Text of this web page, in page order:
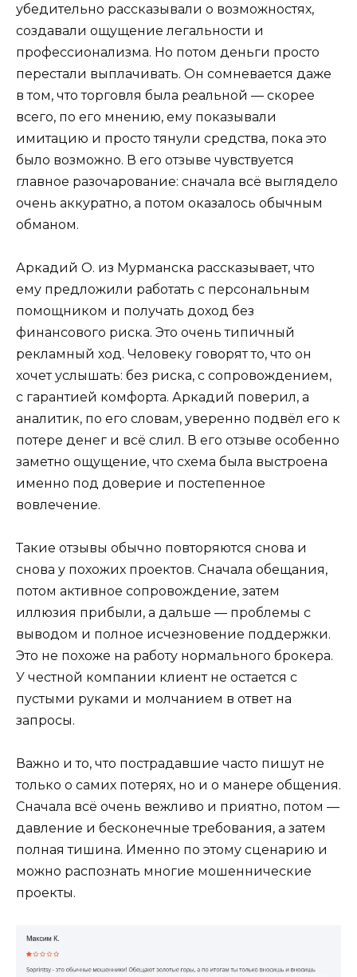
убедительно рассказывали о возможностях,
создавали ощущение легальности и
профессионализма. Но потом деньги просто
перестали выплачивать. Он сомневается даже
в том, что торговля была реальной — скорее
всего, по его мнению, ему показывали
имитацию и просто тянули средства, пока это
было возможно. В его отзыве чувствуется
главное разочарование: сначала всё выглядело
очень аккуратно, а потом оказалось обычным
обманом.
Аркадий О. из Мурманска рассказывает, что
ему предложили работать с персональным
помощником и получать доход без
финансового риска. Это очень типичный
рекламный ход. Человеку говорят то, что он
хочет услышать: без риска, с сопровождением,
с гарантией комфорта. Аркадий поверил, а
аналитик, по его словам, уверенно подвёл его к
потере денег и всё слил. В его отзыве особенно
заметно ощущение, что схема была выстроена
именно под доверие и постепенное
вовлечение.
Такие отзывы обычно повторяются снова и
снова у похожих проектов. Сначала обещания,
потом активное сопровождение, затем
иллюзия прибыли, а дальше — проблемы с
выводом и полное исчезновение поддержки.
Это не похоже на работу нормального брокера.
У честной компании клиент не остается с
пустыми руками и молчанием в ответ на
запросы.
Важно и то, что пострадавшие часто пишут не
только о самих потерях, но и о манере общения.
Сначала всё очень вежливо и приятно, потом —
давление и бесконечные требования, а затем
полная тишина. Именно по этому сценарию и
можно распознать многие мошеннические
проекты.